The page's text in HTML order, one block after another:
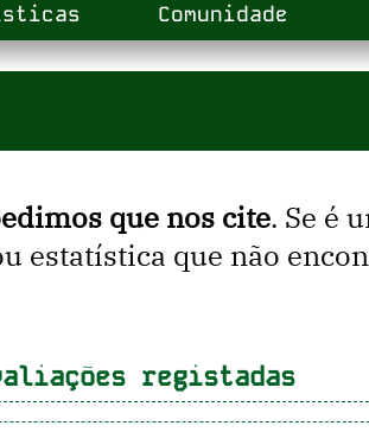
Comunidade
que nos cite. Se é
estatística que não
registadas